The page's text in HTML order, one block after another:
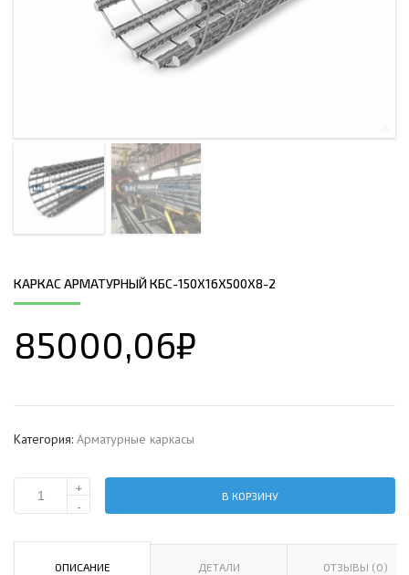
КАРКАС АРМАТУРНЫЙ КБС-150Х16Х500Х8-2
85000,06₽
Категория: Арматурные каркасы
Количество
арматурный
КБС-150х16х500х8-
+
-
В КОРЗИНУ
ОПИСАНИЕ ДЕТАЛИ ОТЗЫВЫ (0)